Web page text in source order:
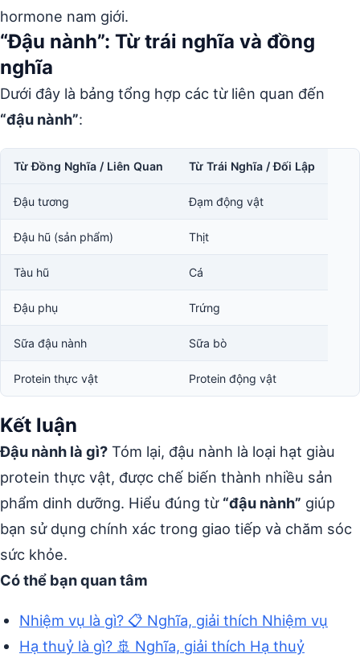
hormone nam giới.
“Đậu nành”: Từ trái nghĩa và đồng
nghĩa
Dưới đây là bảng tổng hợp các từ liên quan đến
“đậu nành”:
Từ Đồng Nghĩa / Liên Quan Từ Trái Nghĩa / Đối Lập
Đậu tương Đạm động vật
Đậu hũ (sản phẩm) Thịt
Tàu hũ Cá
Đậu phụ Trứng
Sữa đậu nành Sữa bò
Protein thực vật Protein động vật
Kết luận
Đậu nành là gì? Tóm lại, đậu nành là loại hạt giàu
protein thực vật, được chế biến thành nhiều sản
phẩm dinh dưỡng. Hiểu đúng từ “đậu nành” giúp
bạn sử dụng chính xác trong giao tiếp và chăm sóc
sức khỏe.
Có thể bạn quan tâm
Nhiệm vụ là gì? 📋 Nghĩa, giải thích Nhiệm vụ
Hạ thuỷ là gì? 🚢 Nghĩa, giải thích Hạ thuỷ